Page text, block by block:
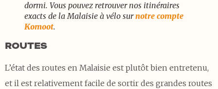
dormi. Vous pouvez retrouver nos itinéraires
exacts de la Malaisie à vélo surnotre compte
Komoot.
ROUTES
L’état des routes en Malaisie est plutôt bien entretenu,
et il est relativement facile de sortir des grandes routes